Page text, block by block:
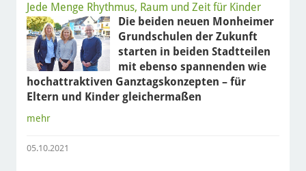
Jede Menge Rhythmus, Raum und Zeit für Kinder
Die beiden neuen Monheimer
Grundschulen der Zukunft
starten in beiden Stadtteilen
mit ebenso spannenden wie
hochattraktiven Ganztagskonzepten – für
Eltern und Kinder gleichermaßen
mehr
05.10.2021